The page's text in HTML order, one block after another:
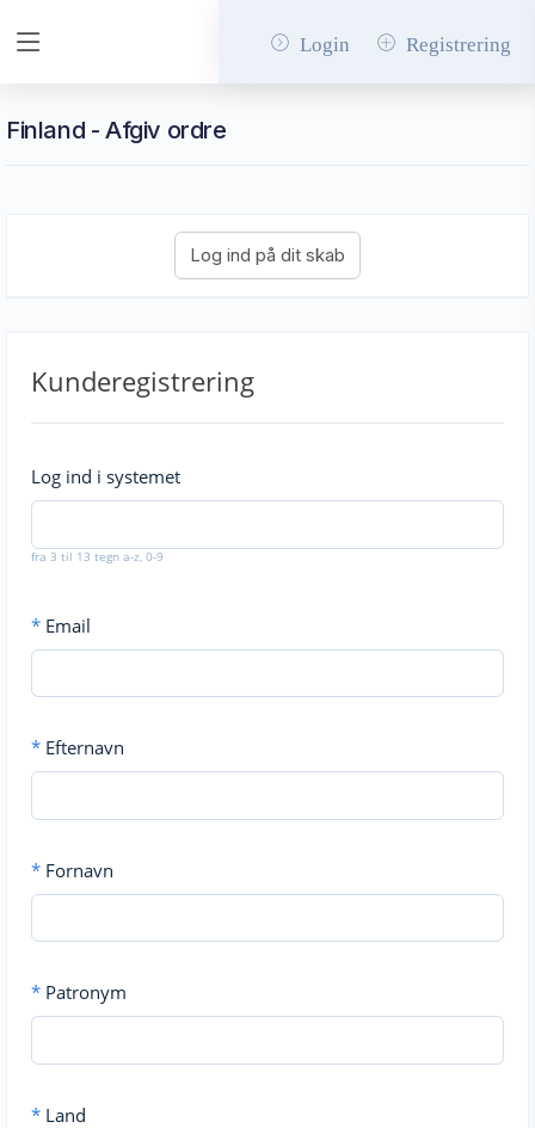
Login Registrering
Finland - Afgiv ordre
Kunderegistrering
Log ind i systemet
fra 3 til 13 tegn a-z, 0-9
* Email
* Efternavn
* Fornavn
* Patronym
* Land